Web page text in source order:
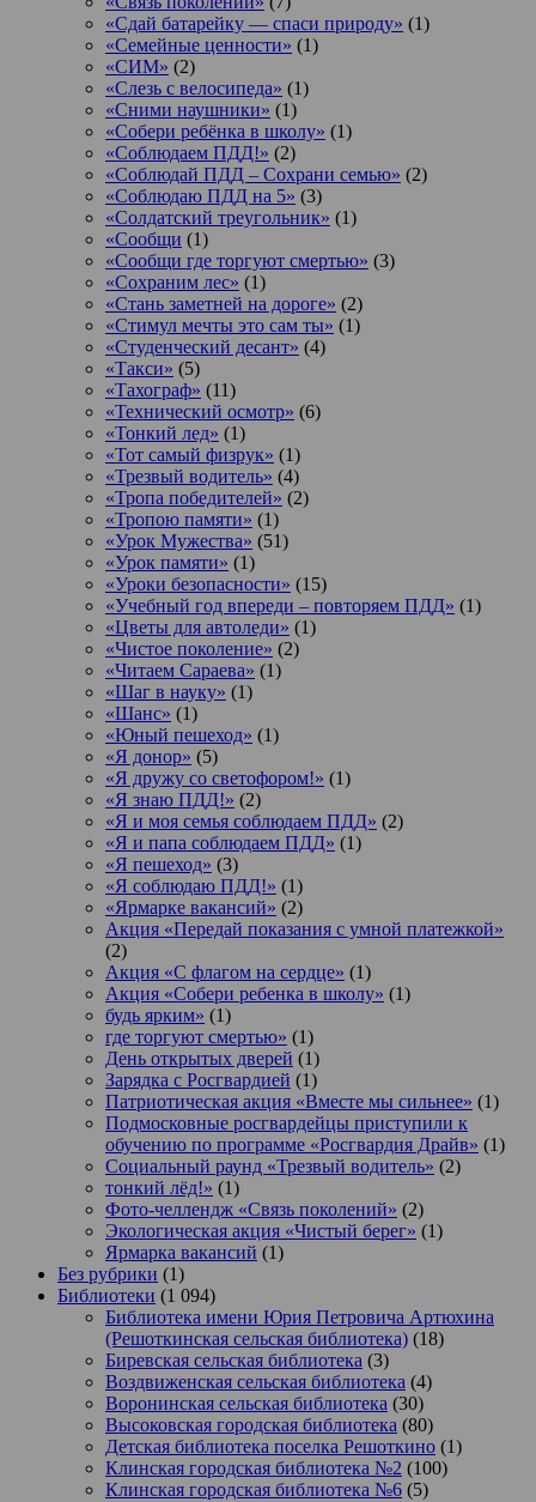
«Сдай батарейку — спаси природу» (1)
«Семейные ценности» (1)
«СИМ» (2)
«Слезь с велосипеда» (1)
«Сними наушники» (1)
«Собери ребёнка в школу» (1)
«Соблюдаем ПДД!» (2)
«Соблюдай ПДД – Сохрани семью» (2)
«Соблюдаю ПДД на 5» (3)
«Солдатский треугольник» (1)
«Сообщи (1)
«Сообщи где торгуют смертью» (3)
«Сохраним лес» (1)
«Стань заметней на дороге» (2)
«Стимул мечты это сам ты» (1)
«Студенческий десант» (4)
«Такси» (5)
«Тахограф» (11)
«Технический осмотр» (6)
«Тонкий лед» (1)
«Тот самый физрук» (1)
«Трезвый водитель» (4)
«Тропа победителей» (2)
«Тропою памяти» (1)
«Урок Мужества» (51)
«Урок памяти» (1)
«Уроки безопасности» (15)
«Учебный год впереди – повторяем ПДД» (1)
«Цветы для автоледи» (1)
«Чистое поколение» (2)
«Читаем Сараева» (1)
«Шаг в науку» (1)
«Шанс» (1)
«Юный пешеход» (1)
«Я донор» (5)
«Я дружу со светофором!» (1)
«Я знаю ПДД!» (2)
«Я и моя семья соблюдаем ПДД» (2)
«Я и папа соблюдаем ПДД» (1)
«Я пешеход» (3)
«Я соблюдаю ПДД!» (1)
«Ярмарке вакансий» (2)
Акция «Передай показания с умной платежкой»
(2)
Акция «С флагом на сердце» (1)
Акция «Собери ребенка в школу» (1)
будь ярким» (1)
где торгуют смертью» (1)
День открытых дверей (1)
Зарядка с Росгвардией (1)
Патриотическая акция «Вместе мы сильнее» (1)
Подмосковные росгвардейцы приступили к
обучению по программе «Росгвардия Драйв» (1)
Социальный раунд «Трезвый водитель» (2)
тонкий лёд!» (1)
Фото-челлендж «Связь поколений» (2)
Экологическая акция «Чистый берег» (1)
Ярмарка вакансий (1)
Без рубрики (1)
Библиотеки (1 094)
Библиотека имени Юрия Петровича Артюхина
(Решоткинская сельская библиотека) (18)
Биревская сельская библиотека (3)
Воздвиженская сельская библиотека (4)
Воронинская сельская библиотека (30)
Высоковская городская библиотека (80)
Детская библиотека поселка Решоткино (1)
Клинская городская библиотека №2 (100)
Клинская городская библиотека №6 (5)